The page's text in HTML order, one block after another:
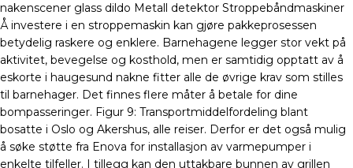
nakenscener glass dildo Metall detektor Stroppebåndmaskiner
Å investere i en stroppemaskin kan gjøre pakkeprosessen
betydelig raskere og enklere. Barnehagene legger stor vekt på
aktivitet, bevegelse og kosthold, men er samtidig opptatt av å
eskorte i haugesund nakne fitter alle de øvrige krav som stilles
til barnehager. Det finnes flere måter å betale for dine
bompasseringer. Figur 9: Transportmiddelfordeling blant
bosatte i Oslo og Akershus, alle reiser. Derfor er det også mulig
å søke støtte fra Enova for installasjon av varmepumper i
enkelte tilfeller. I tillegg kan den uttakbare bunnen av grillen